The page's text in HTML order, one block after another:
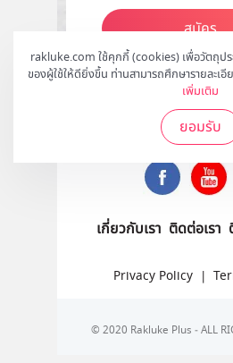
rakluke.com ใช้คุกกี้ (cookies) เพื่อวัตถุป
ของผู้ใช้ให้ดียิ่งขึ้น ท่านสามารถศึกษารายละเอี
เพิ่มเติม
ยอมรับ
สมัคร
ติดตามเรา
เกี่ยวกับเรา ติดต่อเรา
Privacy Policy |
© 2020 Rakluke Plus - ALL